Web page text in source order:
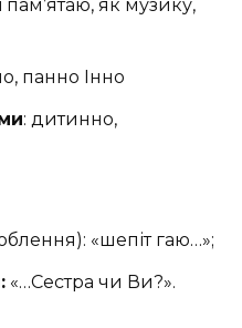
пам’ятаю, як музику,
панно Інно
: дитинно,
«шепіт гаю…»;
«…Сестра чи Ви?».